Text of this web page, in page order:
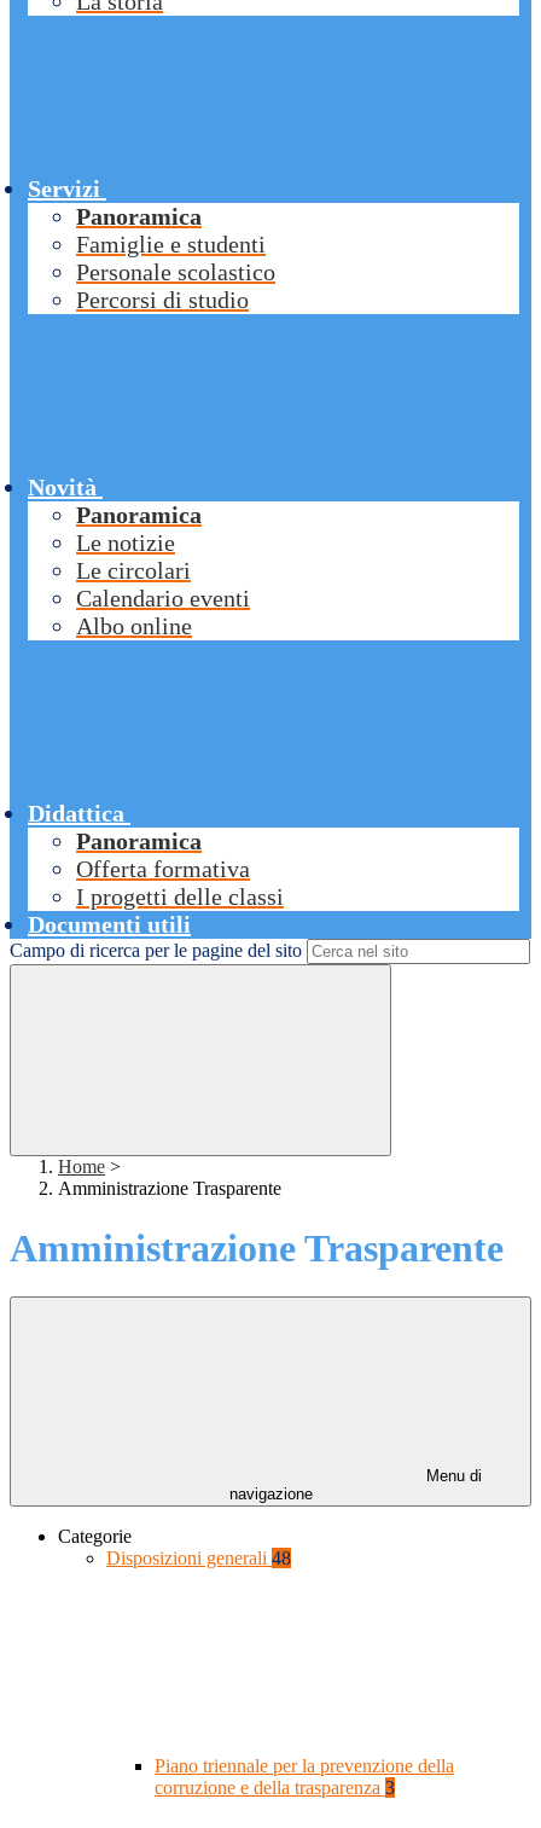
Servizi
Panoramica
Famiglie e studenti
Personale scolastico
Percorsi di studio
Novità
Panoramica
Le notizie
Le circolari
Calendario eventi
Albo online
Didattica
Panoramica
Offerta formativa
I progetti delle classi
Documenti utili
Campo di ricerca per le pagine del sito
Home >
Amministrazione Trasparente
Amministrazione Trasparente
Menu di
navigazione
Categorie
Disposizioni generali 48
Piano triennale per la prevenzione della
corruzione e della trasparenza 3